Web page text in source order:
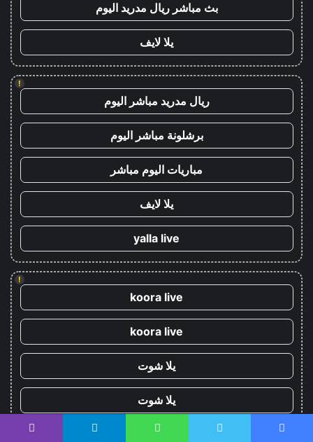
بث مباشر ريال مدريد اليوم
يلا لايف
!
ريال مدريد مباشر اليوم
برشلونة مباشر اليوم
مباريات اليوم مباشر
يلا لايف
yalla live
!
koora live
koora live
يلا شوت
يلا شوت
كورة اون لاين - kora onli